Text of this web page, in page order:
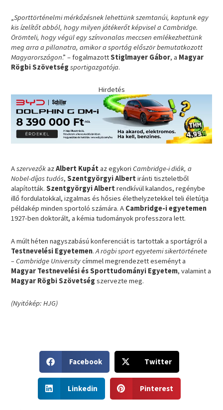
„Sporttörténelmi mérkőzésnek lehettünk szemtanúi, kaptunk egy
kis ízelítőt abból, hogy milyen játékerőt képvisel a Cambridge.
Örömteli, hogy végül egy színvonalas meccsen emlékezhettünk
meg arra a pillanatra, amikor a sportág először bemutatkozott
Magyarországon.” – fogalmazottStiglmayer Gábor, a Magyar
Rögbi Szövetség sportigazgatója.
Hirdetés
AszervezőkazAlbert Kupát az egykoriCambridge-i diák, a
Nobel-díjas tudós,Szentgyörgyi Albert iránti tiszteletből
alapították.Szentgyörgyi Albertrendkívül kalandos, regénybe
illő fordulatokkal, izgalmas és hősies élethelyzetekkel teli életútja
példakép minden sportoló számára. A Cambridge-i egyetemen
1927-ben doktorált, a kémia tudományok professzora lett.
A múlt héten nagyszabású konferenciát is tartottak a sportágról a
Testnevelési Egyetemen.A rögbi sport egyetemi sikertörténete
– Cambridge Universitycímmel megrendezett eseményt a
Magyar Testnevelési és Sporttudományi Egyetem, valamint a
Magyar Rögbi Szövetségszervezte meg.
(Nyitókép: HJG)
h
a
r
Facebook
h
a
Twitter
h
a
Linkedin
h
a
Pinterest